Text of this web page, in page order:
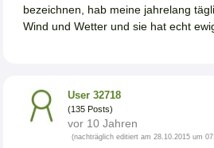
bezeichnen, hab meine jahrelang
Wind und Wetter und sie hat echt
User 32718
(135 Posts)
vor 10 Jahren
(nachträglich editiert am 28.10.2015 um